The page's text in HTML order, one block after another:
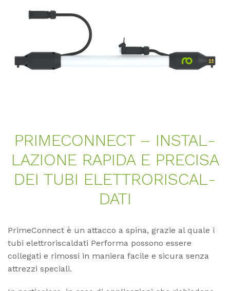
PRI­ME­CON­NECT – IN­STAL­
LA­ZIO­NE RA­PI­DA E PRE­CI­SA
DEI TUBI ELETT­RO­RIS­CAL­
DA­TI
PrimeConnect è un attacco a spina, grazie al quale i
tubi elettroriscaldati Performa possono essere
collegati e rimossi in maniera facile e sicura senza
attrezzi speciali.